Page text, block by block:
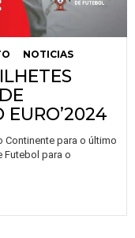
NOTICIAS
EURO’2024
Continente para o último
Futebol para o